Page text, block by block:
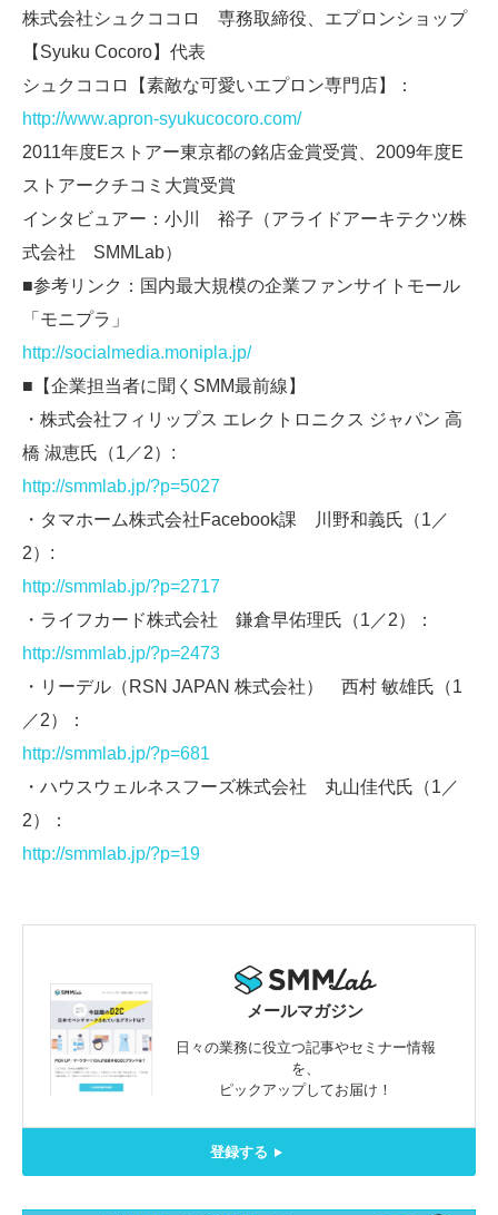
株式会社シュクココロ 専務取締役、エプロンショップ
【Syuku Cocoro】代表
シュクココロ【素敵な可愛いエプロン専門店】：
http://www.apron-syukucocoro.com/
2011年度Eストアー東京都の銘店金賞受賞、2009年度E
ストアークチコミ大賞受賞
インタビュアー：小川 裕子（アライドアーキテクツ株
式会社 SMMLab）
■参考リンク：国内最大規模の企業ファンサイトモール
「モニプラ」
http://socialmedia.monipla.jp/
■【企業担当者に聞くSMM最前線】
・株式会社フィリップス エレクトロニクス ジャパン 高
橋 淑恵氏（1／2）:
http://smmlab.jp/?p=5027
・タマホーム株式会社Facebook課 川野和義氏（1／
2）:
http://smmlab.jp/?p=2717
・ライフカード株式会社 鎌倉早佑理氏（1／2）：
http://smmlab.jp/?p=2473
・リーデル（RSN JAPAN 株式会社） 西村 敏雄氏（1
／2）：
http://smmlab.jp/?p=681
・ハウスウェルネスフーズ株式会社 丸山佳代氏（1／
2）：
http://smmlab.jp/?p=19
メールマガジン
日々の業務に役立つ記事やセミナー情報
を、
ピックアップしてお届け！
登録する